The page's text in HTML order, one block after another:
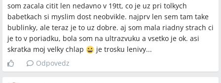
som zacala citit len nedavno v 19tt, co je uz pri tolkych
babetkach si myslim dost neobvikle. najprv len sem tam take
bublinky, ale teraz je to uz dobre. aj som mala riadny strach ci
je to v poriadku, bola som na ultrazvuku a vsetko je ok. asi
skratka moj velky chlap
je trosku lenivy...
Odpovedz